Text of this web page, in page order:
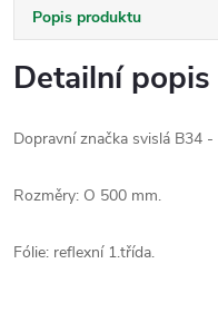
Popis produktu
Detailní
Dopravní značka svislá B34
Rozměry: O 500 mm.
Fólie: reflexní 1.třída.